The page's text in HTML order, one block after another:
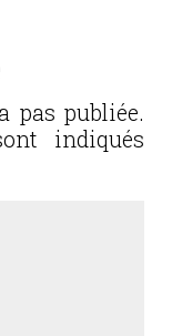
pas publiée.
indiqués